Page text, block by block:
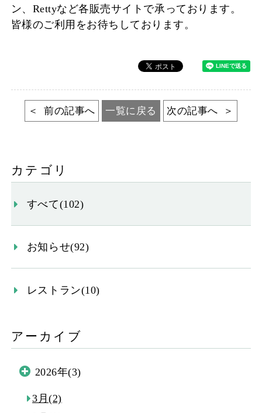
ン、Rettyなど各販売サイトで承っております。
皆様のご利用をお待ちしております。
前の記事へ 一覧に戻る 次の記事へ
カテゴリ
すべて(102)
お知らせ(92)
レストラン(10)
アーカイブ
2026年(3)
3月(2)